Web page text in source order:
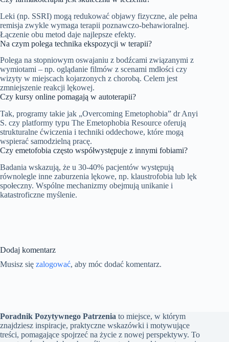
Leki (np. SSRI) mogą redukować objawy fizyczne, ale pełna
remisja zwykle wymaga terapii poznawczo-behawioralnej.
Łączenie obu metod daje najlepsze efekty.
Na czym polega technika ekspozycji w terapii?
Polega na stopniowym oswajaniu z bodźcami związanymi z
wymiotami – np. oglądanie filmów z scenami mdłości czy
wizyty w miejscach kojarzonych z chorobą. Celem jest
zmniejszenie reakcji lękowej.
Czy kursy online pomagają w autoterapii?
Tak, programy takie jak „Overcoming Emetophobia” dr Anyi
S. czy platformy typu The Emetophobia Resource oferują
strukturalne ćwiczenia i techniki oddechowe, które mogą
wspierać samodzielną pracę.
Czy emetofobia często współwystępuje z innymi fobiami?
Badania wskazują, że u 30-40% pacjentów występują
równolegle inne zaburzenia lękowe, np. klaustrofobia lub lęk
społeczny. Wspólne mechanizmy obejmują unikanie i
katastroficzne myślenie.
Dodaj komentarz
Musisz się zalogować, aby móc dodać komentarz.
Poradnik Pozytywnego Patrzenia to miejsce, w którym
znajdziesz inspiracje, praktyczne wskazówki i motywujące
treści, pomagające spojrzeć na życie z nowej perspektywy. To